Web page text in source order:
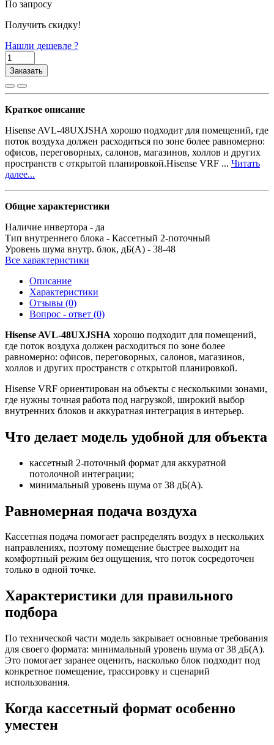
По запросу
Получить скидку!
Нашли дешевле ?
Заказать
Краткое описание
Hisense AVL-48UXJSHA хорошо подходит для помещений, где
поток воздуха должен расходиться по зоне более равномерно:
офисов, переговорных, салонов, магазинов, холлов и других
пространств с открытой планировкой.Hisense VRF ... Читать
далее...
Общие характеристики
Наличие инвертора - да
Тип внутреннего блока - Кассетный 2-поточный
Уровень шума внутр. блок, дБ(А) - 38-48
Все характеристики
Описание
Характеристики
Отзывы (0)
Вопрос - ответ (0)
Hisense AVL-48UXJSHA хорошо подходит для помещений,
где поток воздуха должен расходиться по зоне более
равномерно: офисов, переговорных, салонов, магазинов,
холлов и других пространств с открытой планировкой.
Hisense VRF ориентирован на объекты с несколькими зонами,
где нужны точная работа под нагрузкой, широкий выбор
внутренних блоков и аккуратная интеграция в интерьер.
Что делает модель удобной для объекта
кассетный 2-поточный формат для аккуратной
потолочной интеграции;
минимальный уровень шума от 38 дБ(А).
Равномерная подача воздуха
Кассетная подача помогает распределять воздух в нескольких
направлениях, поэтому помещение быстрее выходит на
комфортный режим без ощущения, что поток сосредоточен
только в одной точке.
Характеристики для правильного
подбора
По технической части модель закрывает основные требования
для своего формата: минимальный уровень шума от 38 дБ(А).
Это помогает заранее оценить, насколько блок подходит под
конкретное помещение, трассировку и сценарий
использования.
Когда кассетный формат особенно
уместен